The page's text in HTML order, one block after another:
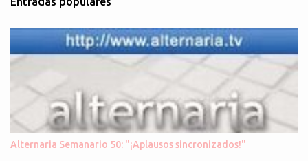
e
n
t
o
s
Alternaria Semanario 50: "¡Aplausos sincronizados!"